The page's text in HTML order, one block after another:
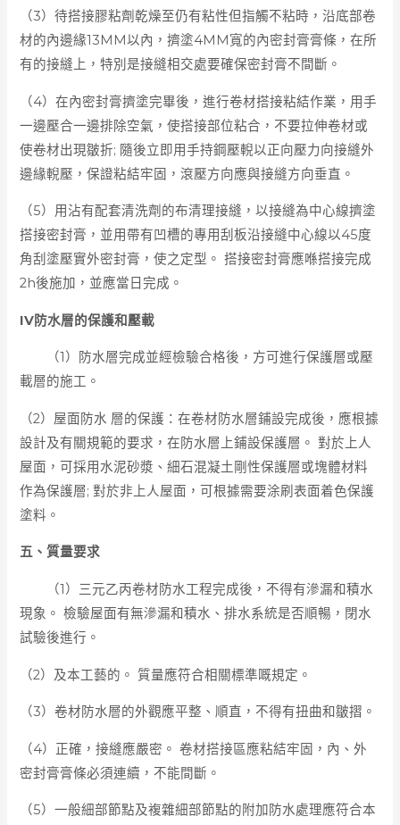
（3）待搭接膠粘劑乾燥至仍有粘性但指觸不粘時，沿底部卷
材的內邊緣13MM以內，擠塗4MM寬的內密封膏膏條，在所
有的接縫上，特別是接縫相交處要確保密封膏不間斷。
（4）在內密封膏擠塗完畢後，進行卷材搭接粘結作業，用手
一邊壓合一邊排除空氣，使搭接部位粘合，不要拉伸卷材或
使卷材出現皺折; 隨後立即用手持鋼壓輗以正向壓力向接縫外
邊緣輗壓，保證粘結牢固，滾壓方向應與接縫方向垂直。
（5）用沾有配套清洗劑的布清理接縫，以接縫為中心線擠塗
搭接密封膏，並用帶有凹槽的專用刮板沿接縫中心線以45度
角刮塗壓實外密封膏，使之定型。 搭接密封膏應喺搭接完成
2h後施加，並應當日完成。
IV防水層的保護和壓載
（1）防水層完成並經檢驗合格後，方可進行保護層或壓
載層的施工。
（2）屋面防水 層的保護：在卷材防水層鋪設完成後，應根據
設計及有關規範的要求，在防水層上鋪設保護層。 對於上人
屋面，可採用水泥砂漿、細石混凝土剛性保護層或塊體材料
作為保護層; 對於非上人屋面，可根據需要涂刷表面着色保護
塗料。
五、質量要求
（1）三元乙丙卷材防水工程完成後，不得有滲漏和積水
現象。 檢驗屋面有無滲漏和積水、排水系統是否順暢，閉水
試驗後進行。
（2）及本工藝的。 質量應符合相關標準嘅規定。
（3）卷材防水層的外觀應平整、順直，不得有扭曲和皺摺。
（4）正確，接縫應嚴密。 卷材搭接區應粘結牢固，內、外
密封膏膏條必須連續，不能間斷。
（5）一般細部節點及複雜細部節點的附加防水處理應符合本